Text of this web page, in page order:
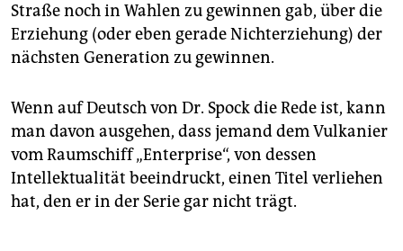
Straße noch in Wahlen zu gewinnen gab, über die
Erziehung (oder eben gerade Nichterziehung) der
nächsten Generation zu gewinnen.
Wenn auf Deutsch von Dr. Spock die Rede ist, kann
man davon ausgehen, dass jemand dem Vulkanier
vom Raumschiff „Enterprise“, von dessen
Intellektualität beeindruckt, einen Titel verliehen
hat, den er in der Serie gar nicht trägt.